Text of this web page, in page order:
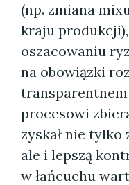
(np. zmiana
kraju
oszacowaniu
na obowiązki
procesowi
zyskał nie tylko
ale i lepszą
w łańcuchu